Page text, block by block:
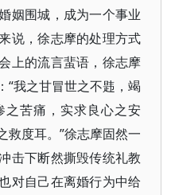
姻围城，成为一个事业
说，徐志摩的处理方式
上的流言蜚语，徐志摩
“我之甘冒世之不韪，竭
苦痛，实求良心之安
救度耳。”徐志摩固然一
击下断然撕毁传统礼教
对自己在离婚行为中给